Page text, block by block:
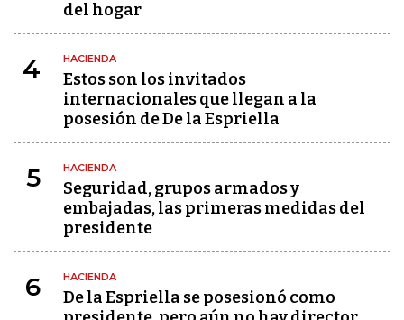
del hogar
4 HACIENDA
Estos son los invitados
internacionales que llegan a la
posesión de De la Espriella
5 HACIENDA
Seguridad, grupos armados y
embajadas, las primeras medidas del
presidente
6 HACIENDA
De la Espriella se posesionó como